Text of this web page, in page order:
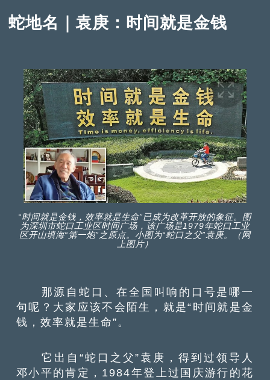
蛇地名｜袁庚：时间就是金钱
“时间就是金钱，效率就是生命”已成为改革开放的象征。图
为深圳市蛇口工业区时间广场，该广场是1979年蛇口工业
区开山填海“第一炮”之原点。小图为“蛇口之父”袁庚。（网
上图片）
那源自蛇口、在全国叫响的口号是哪一
句呢？大家应该不会陌生，就是“时间就是金
钱，效率就是生命”。
它出自“蛇口之父”袁庚，得到过领导人
邓小平的肯定，1984年登上过国庆游行的花